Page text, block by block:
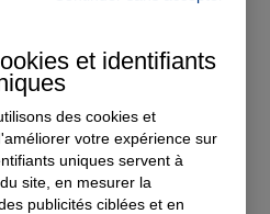
et identifiants
des cookies et
votre expérience sur
uniques servent à
site, en mesurer la
publicités ciblées et en